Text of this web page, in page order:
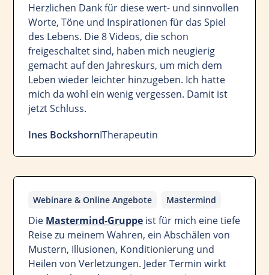
Herzlichen Dank für diese wert- und sinnvollen
Worte, Töne und Inspirationen für das Spiel
des Lebens. Die 8 Videos, die schon
freigeschaltet sind, haben mich neugierig
gemacht auf den Jahreskurs, um mich dem
Leben wieder leichter hinzugeben. Ich hatte
mich da wohl ein wenig vergessen. Damit ist
jetzt Schluss.
Ines BockshornITherapeutin
Webinare & Online Angebote Mastermind
Die Mastermind-Gruppe ist für mich eine tiefe
Reise zu meinem Wahren, ein Abschälen von
Mustern, Illusionen, Konditionierung und
Heilen von Verletzungen. Jeder Termin wirkt